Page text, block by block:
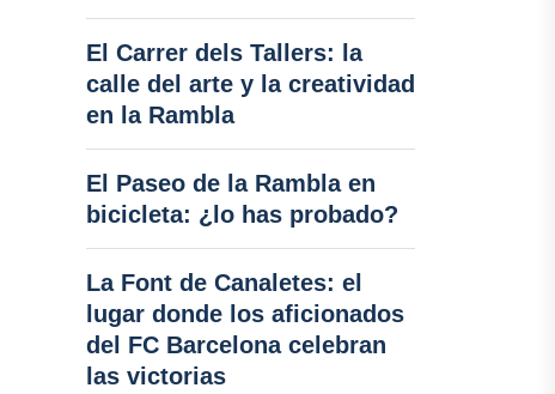
El Carrer dels Tallers: la
calle del arte y la creatividad
en la Rambla
El Paseo de la Rambla en
bicicleta: ¿lo has probado?
La Font de Canaletes: el
lugar donde los aficionados
del FC Barcelona celebran
las victorias